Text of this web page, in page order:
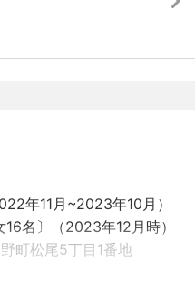
動力であり、一人ひとり
大きな仕事だと考え、や
評価し、実力次第で幹部
で、自分の可能性を試し
みたいというバイタリテ
ちしています！
年11月~2023年10月）
名〕（2023年12月時）
町松尾5丁目1番地